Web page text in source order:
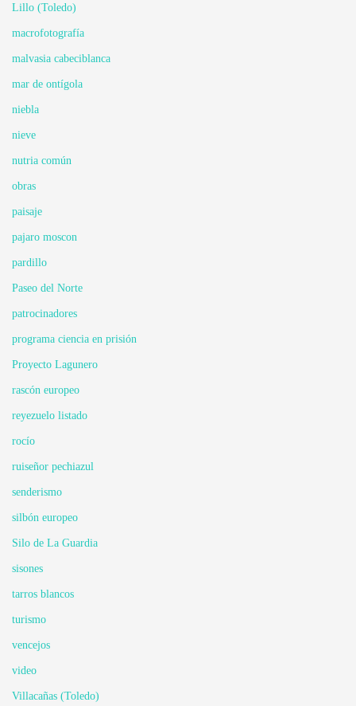
Lillo (Toledo)
macrofotografía
malvasia cabeciblanca
mar de ontígola
niebla
nieve
nutria común
obras
paisaje
pajaro moscon
pardillo
Paseo del Norte
patrocinadores
programa ciencia en prisión
Proyecto Lagunero
rascón europeo
reyezuelo listado
rocío
ruiseñor pechiazul
senderismo
silbón europeo
Silo de La Guardia
sisones
tarros blancos
turismo
vencejos
video
Villacañas (Toledo)